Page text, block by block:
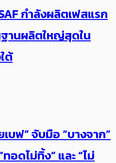
กำลังผลิตเฟสแรก
านผลิตใหญ่สุดใน
ต้
บฟ” จับมือ “บางจาก”
อดไม่ทิ้ง” และ “ไม่